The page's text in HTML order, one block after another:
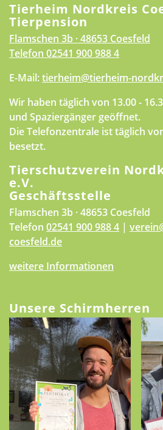
Tierheim Nordkreis
Tierpension
Flamschen 3b · 48653 Coesfeld
Telefon 02541 900 988 4
E-Mail:tierheim@tierheim-
Wir haben täglich von 13.00 -
und Spaziergänger geöffnet.
Die Telefonzentrale ist täglich
besetzt.
Tierschutzverein
e.V.
Geschäftsstelle
Flamschen 3b · 48653 Coesfeld
Telefon 02541 900 988 4 |
coesfeld.de
weitere Informationen
Unsere Schirmherren